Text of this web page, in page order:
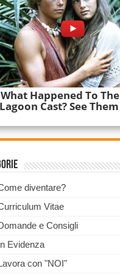
diventare?
Vitae
e Consigli
Evidenza
con "NOI"